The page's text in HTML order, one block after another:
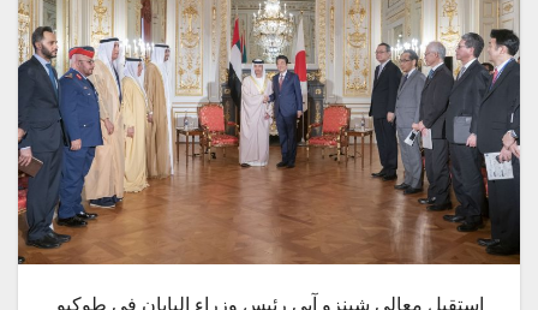
استقبل معالي شينزو آبي رئيس وزراء اليابان في طوكيو